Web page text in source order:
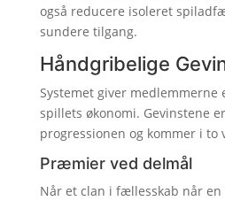
også reducere isoleret
sundere tilgang.
Håndgribelige
Systemet giver medlemmerne
spillets økonomi. Gevinstene
progressionen og kommer i to
Præmier ved delmål
Når et clan i fællesskab når